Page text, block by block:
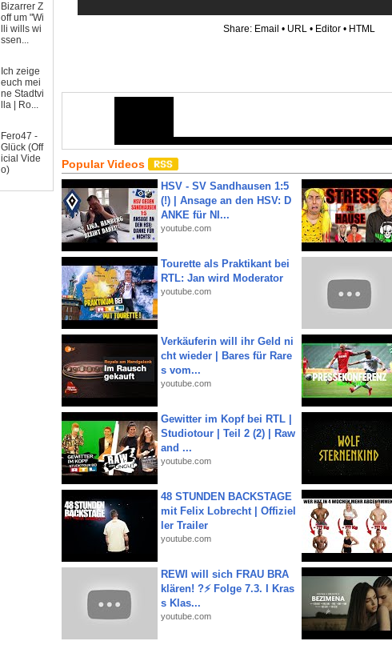
Bizarrer Z
off um "Wi
lli wills wi
ssen...
Ich zeige
euch mei
ne Stadtvi
lla | Ro...
Fero47 -
Glück (Off
icial Vide
o)
Share: Email • URL • Editor • HTML
Popular Videos
HSV - SV Sandhausen 1:5
(!) | Ansage an den HSV: D
ANKE für NI...
youtube.com
Tourette als Praktikant bei
RTL: Jan wird Moderator
youtube.com
Verkäuferin will ihr Geld ni
cht wieder | Bares für Rare
s vom...
youtube.com
Gewitter im Kopf bei RTL |
Studiotour | Teil 2 (2) | Raw
and ...
youtube.com
48 STUNDEN BACKSTAGE
mit Felix Lobrecht | Offiziel
ler Trailer
youtube.com
REWI will sich FRAU BRA
klären! ?⚡️ Folge 7.3. I Kras
s Klas...
youtube.com